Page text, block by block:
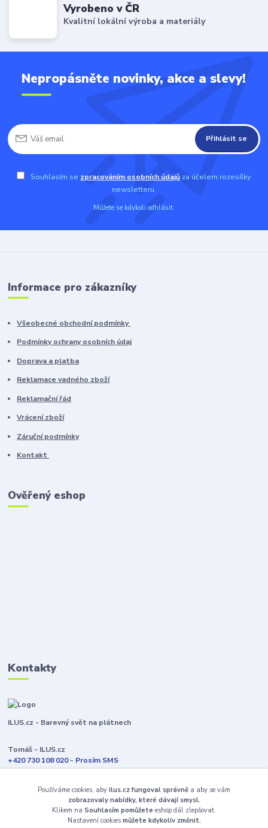
Vyrobeno v ČR
Kvalitní lokální výroba a materiály
Nepropásněte novinky, akce a slevy!
Přihlásit se
Souhlasím se zpracováním osobních údajů za účelem rozesílky
newsletteru.
Můžete se kdykoli odhlásit.
Informace pro zákazníky
Všeobecné obchodní podmínky
Podmínky ochrany osobních údaj
Doprava a platba
Reklamace vadného zboží
Reklamační řád
Vrácení zboží
Záruční podmínky
Kontakt
Ověřený eshop
Kontakty
ILUS.cz - Barevný svět na plátnech
Tomáš - ILUS.cz
+420 730 108 020 - Prosím SMS
Jsme většinu času ve výrobě
info@ilus.cz
Používáme cookies, aby ilus.cz fungoval správně a aby se vám
zobrazovaly nabídky, které dávají smysl.
Klikem na Souhlasím pomůžete eshop dál zlepšovat.
Nastavení cookies můžete kdykoliv změnit.